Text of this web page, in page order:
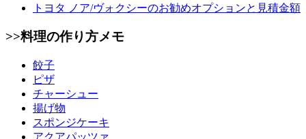
トヨタ ノア/ヴォクシーのお勧めオプションと見積金額
>>料理の作り方メモ
餃子
ピザ
チャーシュー
揚げ物
スポンジケーキ